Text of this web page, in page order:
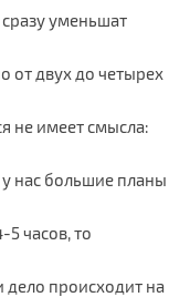
уменьшат
от двух до четырех
не имеет смысла:
нас большие планы
5 часов, то
дело происходит на